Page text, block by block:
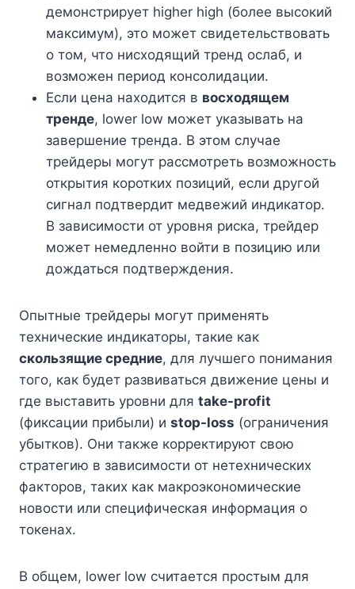
демонстрирует higher high (более высокий
максимум), это может свидетельствовать
о том, что нисходящий тренд ослаб, и
возможен период консолидации.
Если цена находится в восходящем
тренде, lower low может указывать на
завершение тренда. В этом случае
трейдеры могут рассмотреть возможность
открытия коротких позиций, если другой
сигнал подтвердит медвежий индикатор.
В зависимости от уровня риска, трейдер
может немедленно войти в позицию или
дождаться подтверждения.
Опытные трейдеры могут применять
технические индикаторы, такие как
скользящие средние, для лучшего понимания
того, как будет развиваться движение цены и
где выставить уровни для take-profit
(фиксации прибыли) и stop-loss (ограничения
убытков). Они также корректируют свою
стратегию в зависимости от нетехнических
факторов, таких как макроэкономические
новости или специфическая информация о
токенах.
В общем, lower low считается простым для